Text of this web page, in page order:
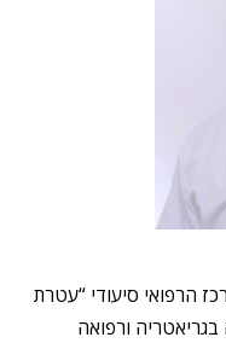
הרפואי סיעודי “עטרת
ורפואה